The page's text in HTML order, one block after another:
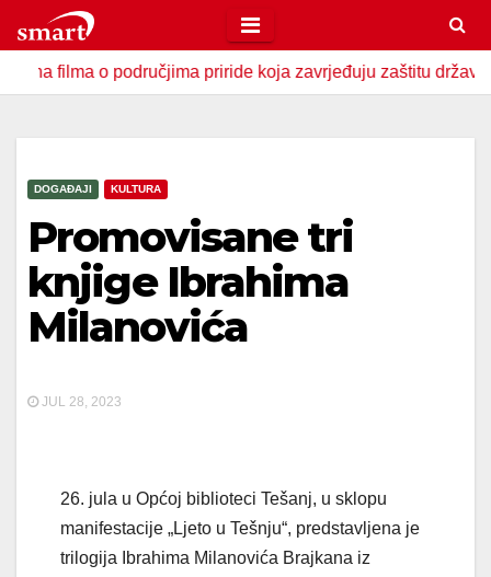
to
contento područjima priride koja zavrjeđuju zaštitu države U
DOGAĐAJI KULTURA
Promovisane tri
knjige Ibrahima
Milanovića
JUL 28, 2023
26. jula u Općoj biblioteci Tešanj, u sklopu
manifestacije „Ljeto u Tešnju“, predstavljena je
trilogija Ibrahima Milanovića Brajkana iz